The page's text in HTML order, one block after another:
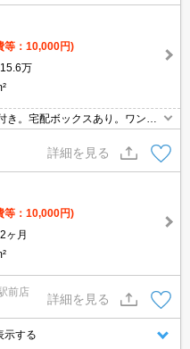
等：10,000円)
15.6万
。宅配ボックスあり。ワンフ
詳細を見る
等：10,000円)
2ヶ月
前店
詳細を見る
示する